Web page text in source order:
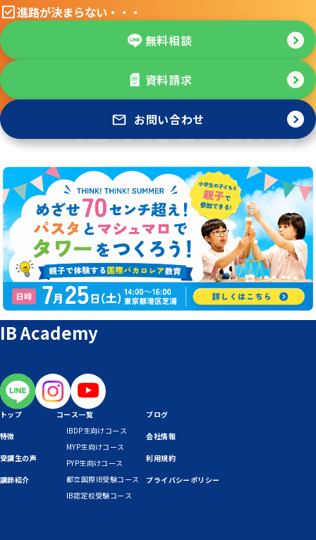
進路が決まらない・・・
無料相談
資料請求
お問い合わせ
IB Academy
トップ
特徴
受講生の声
講師紹介
コース一覧
IBDP生向けコース
MYP生向けコース
PYP生向けコース
都立国際IB受験コース
IB認定校受験コース
ブログ
会社情報
利用規約
プライバシーポリシー